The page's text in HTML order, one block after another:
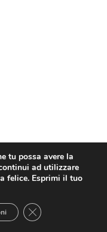
tu possa avere la
ad utilizzare
felice. Esprimi il tuo
Close GDPR